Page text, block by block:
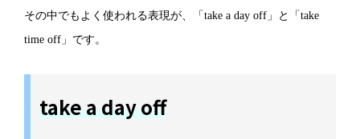
その中でもよく使われる表現が、「take a day off」と「take
time off」です。
take a day off